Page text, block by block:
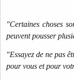
"Certaines choses
peuvent pousser
"Essayez de ne pas
pour vous et pour